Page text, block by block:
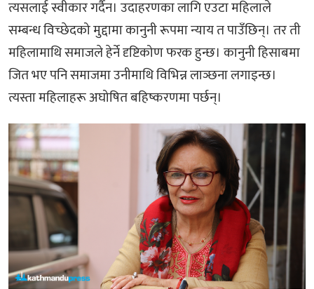
त्यसलाई स्वीकार गर्दैन। उदाहरणका लागि एउटा महिलाले
सम्बन्ध विच्छेदको मुद्दामा कानुनी रूपमा न्याय त पाउँछिन्। तर ती
महिलामाथि समाजले हेर्ने दृष्टिकोण फरक हुन्छ। कानुनी हिसाबमा
जित भए पनि समाजमा उनीमाथि विभिन्न लाञ्छना लगाइन्छ।
त्यस्ता महिलाहरू अघोषित बहिष्करणमा पर्छन्।